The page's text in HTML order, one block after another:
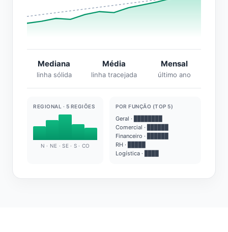
Mediana
linha sólida
Média
linha tracejada
Mensal
último ano
REGIONAL · 5 REGIÕES
N · NE · SE · S · CO
POR FUNÇÃO (TOP 5)
Geral · ████████
Comercial · ██████
Financeiro · ██████
RH · █████
Logística · ████